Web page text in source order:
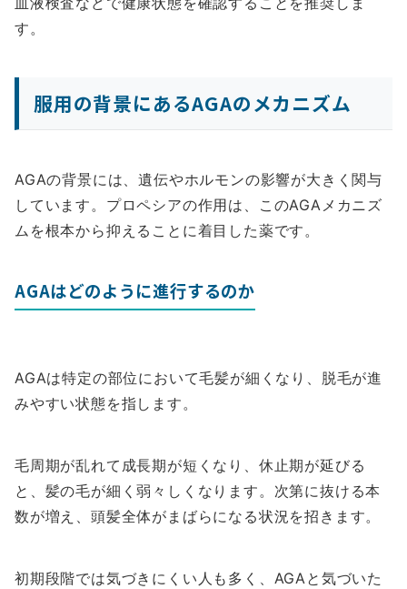
す。
服用の背景にあるAGAのメカニズム
AGAの背景には、遺伝やホルモンの影響が大きく関与
しています。プロペシアの作用は、このAGAメカニズ
ムを根本から抑えることに着目した薬です。
AGAはどのように進行するのか
AGAは特定の部位において毛髪が細くなり、脱毛が進
みやすい状態を指します。
毛周期が乱れて成長期が短くなり、休止期が延びる
と、髪の毛が細く弱々しくなります。次第に抜ける本
数が増え、頭髪全体がまばらになる状況を招きます。
初期段階では気づきにくい人も多く、AGAと気づいた